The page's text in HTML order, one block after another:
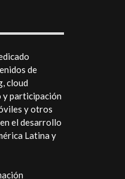
de
cloud
y participación
y otros
el desarrollo
Latina y